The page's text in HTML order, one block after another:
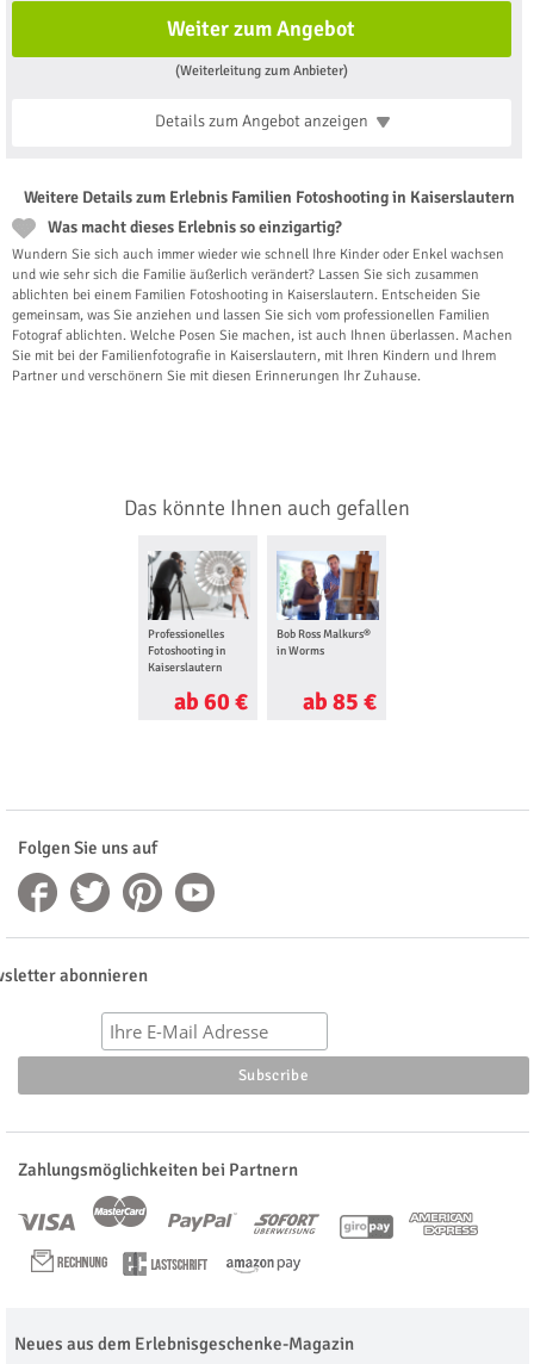
Weiter zum Angebot
(Weiterleitung zum Anbieter)
Details zum Angebotanzeigen
Weitere Details zum Erlebnis Familien Fotoshooting in Kaiserslautern
Was macht dieses Erlebnis so einzigartig?
Wundern Sie sich auch immer wieder wie schnell Ihre Kinder oder Enkel wachsen
und wie sehr sich die Familie äußerlich verändert? Lassen Sie sich zusammen
ablichten bei einem Familien Fotoshooting in Kaiserslautern. Entscheiden Sie
gemeinsam, was Sie anziehen und lassen Sie sich vom professionellen Familien
Fotograf ablichten. Welche Posen Sie machen, ist auch Ihnen überlassen. Machen
Sie mit bei der Familienfotografie in Kaiserslautern, mit Ihren Kindern und Ihrem
Partner und verschönern Sie mit diesen Erinnerungen Ihr Zuhause.
Das könnte Ihnen auch gefallen
Professionelles
Fotoshooting in
Kaiserslautern
ab 60 €
Bob Ross Malkurs®
in Worms
ab 85 €
Folgen Sie uns auf
abonnieren
Zahlungsmöglichkeiten bei Partnern
Neues aus dem Erlebnisgeschenke-Magazin